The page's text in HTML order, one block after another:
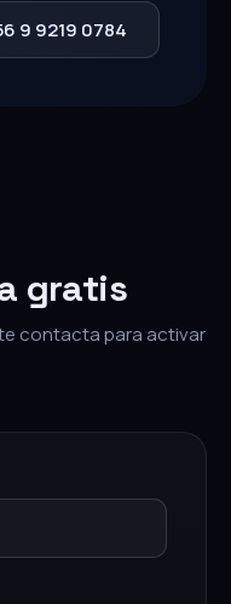
9 9219 0784
gratis
contacta para activar